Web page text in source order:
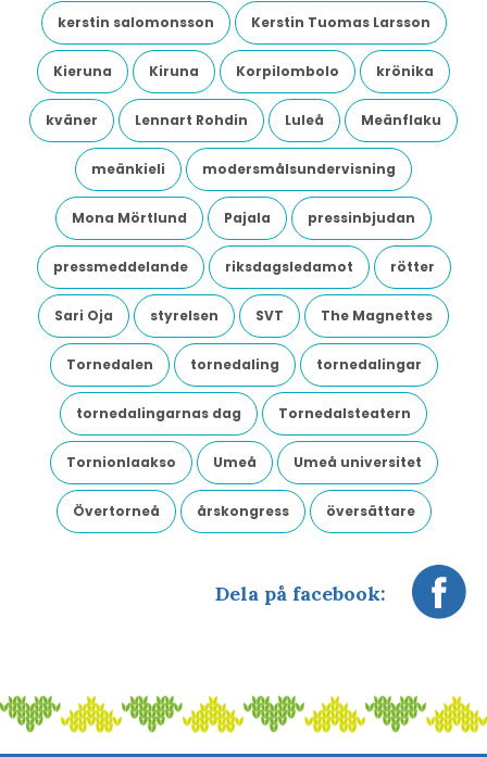
kerstin salomonsson Kerstin Tuomas Larsson
Kieruna Kiruna Korpilombolo krönika
kväner Lennart Rohdin Luleå Meänflaku
meänkieli modersmålsundervisning
Mona Mörtlund Pajala pressinbjudan
pressmeddelande riksdagsledamot rötter
Sari Oja styrelsen SVT The Magnettes
Tornedalen tornedaling tornedalingar
tornedalingarnas dag Tornedalsteatern
Tornionlaakso Umeå Umeå universitet
Övertorneå årskongress översättare
Dela på facebook: